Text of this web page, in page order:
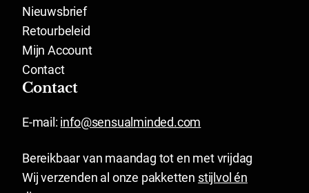
Nieuwsbrief
Retourbeleid
Mijn Account
Contact
Contact
E-mail: info@sensualminded.com
Bereikbaar van maandag tot en met vrijdag
Wij verzenden al onze pakketten stijlvol én